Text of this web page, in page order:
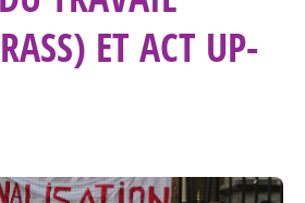
ET ACT UP-